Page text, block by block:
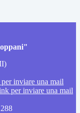
inviare una mail
per inviare una mail